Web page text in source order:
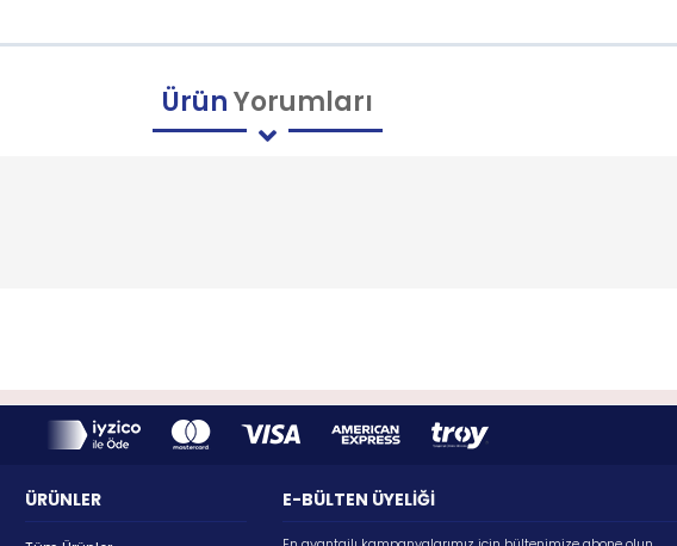
ÜrünYorumları
ÜRÜNLER E-BÜLTEN ÜYELİĞİ